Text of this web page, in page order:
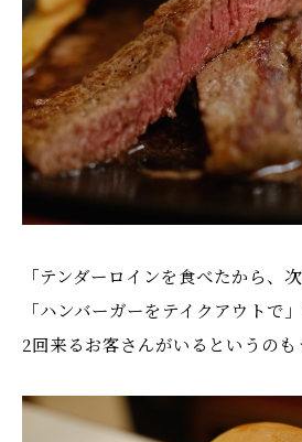
「テンダーロインを食べたから、
「ハンバーガーをテイクアウトで
2回来るお客さんがいるというのも